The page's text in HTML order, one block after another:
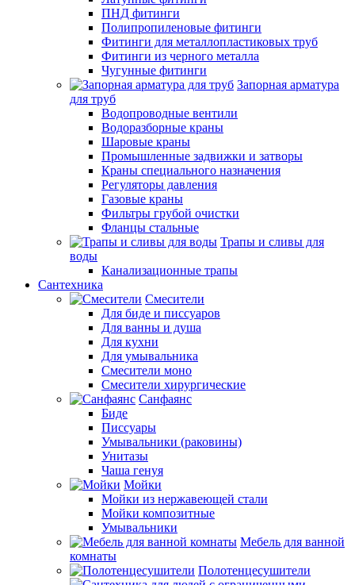
ПНД фитинги
Полипропиленовые фитинги
Фитинги для металлопластиковых труб
Фитинги из черного металла
Чугунные фитинги
Запорная арматура
для труб
Водопроводные вентили
Водоразборные краны
Шаровые краны
Промышленные задвижки и затворы
Краны специального назначения
Регуляторы давления
Газовые краны
Фильтры грубой очистки
Фланцы стальные
Трапы и сливы для
воды
Канализационные трапы
Сантехника
Смесители
Для биде и писсуаров
Для ванны и душа
Для кухни
Для умывальника
Смесители моно
Смесители хирургические
Санфаянс
Биде
Писсуары
Умывальники (раковины)
Унитазы
Чаша генуя
Мойки
Мойки из нержавеющей стали
Мойки композитные
Умывальники
Мебель для ванной
комнаты
Полотенцесушители